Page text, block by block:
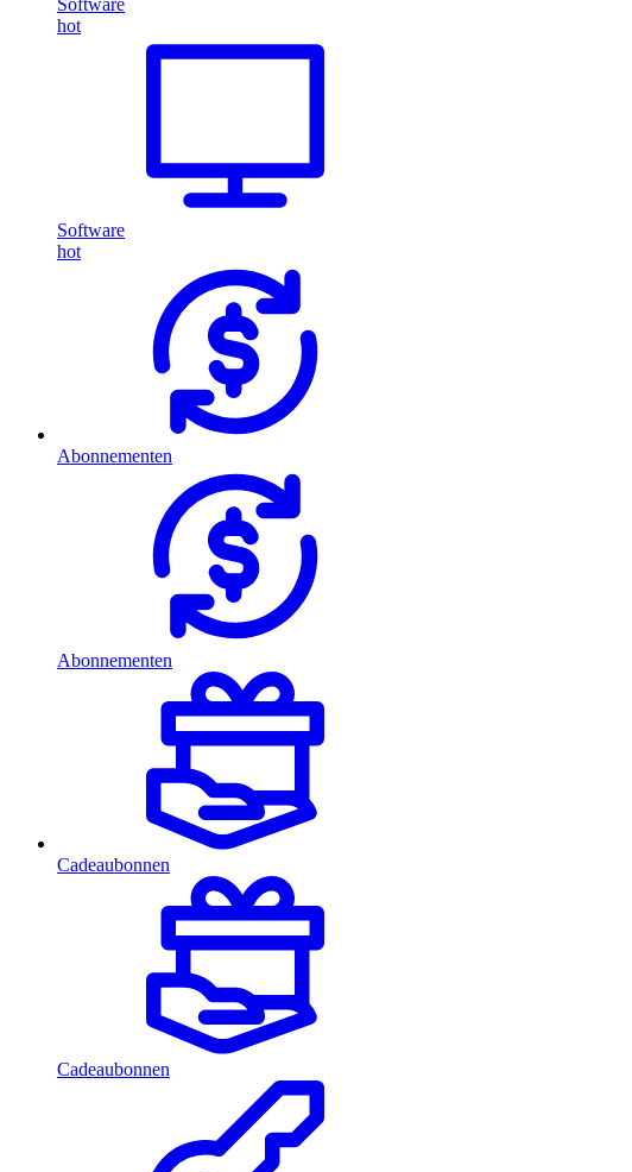
Software
hot
Software
hot
Abonnementen
Abonnementen
Cadeaubonnen
Cadeaubonnen